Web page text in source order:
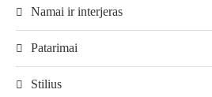
Namai ir interjeras
Patarimai
Stilius